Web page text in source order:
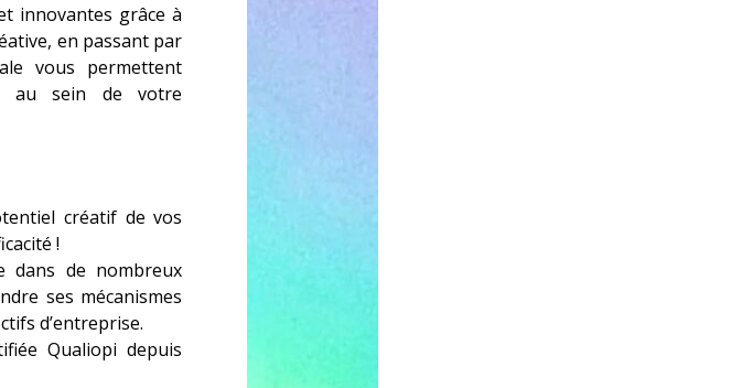
innovantes grâce à
en passant par
vous permettent
au sein de votre
créatif de vos
!
dans de nombreux
ses mécanismes
d’entreprise.
Qualiopi depuis